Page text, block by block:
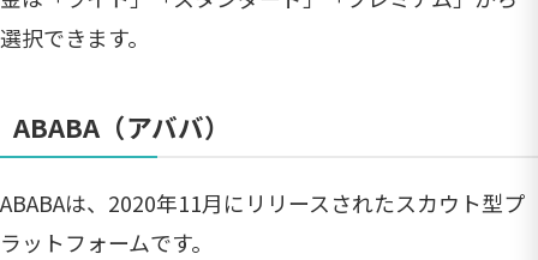
選択できます。
ABABA（アババ）
ABABAは、2020年11月にリリースされたスカウト型プ
ラットフォームです。